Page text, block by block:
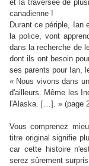
et la traversée de
canadienne !
Durant ce périple, Ian
la police, vont
dans la recherche de
dont ils ont besoin
ses parents pour Ian,
« Nous vivons dans
d'ailleurs. Même les
l'Alaska. […]. » (page
Vous comprenez
titre original signifie
car cette histoire
serez sûrement